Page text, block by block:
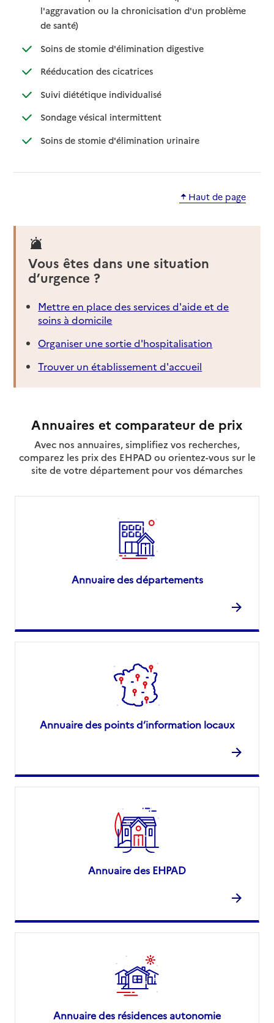
l'aggravation ou la chronicisation d'un problème
de santé): disponible
: non disponible
Soins de stomie d'élimination digestive: disponible
: non disponible
Rééducation des cicatrices: disponible
: non disponible
Suivi diététique individualisé: disponible
: non disponible
Sondage vésical intermittent: disponible
: non disponible
Soins de stomie d'élimination urinaire: disponible
: non disponible
Haut de page
Vous êtes dans une situation
d’urgence ?
Mettre en place des services d'aide et de
soins à domicile
Organiser une sortie d'hospitalisation
Trouver un établissement d'accueil
Annuaires et comparateur de prix
Avec nos annuaires, simplifiez vos recherches,
comparez les prix des EHPAD ou orientez-vous sur le
site de votre département pour vos démarches
Annuaire des départements
Annuaire des points d’information locaux
Annuaire des EHPAD
Annuaire des résidences autonomie